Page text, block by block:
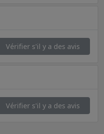
Vérifier s'il y a des avis
Vérifier s'il y a des avis